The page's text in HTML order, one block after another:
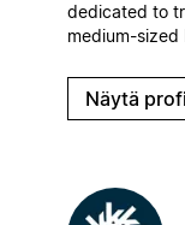
dedicated to
medium-sized
and optimize
Näytä